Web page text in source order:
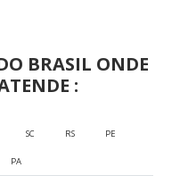
BRASIL ONDE
:
SC RS PE
PA